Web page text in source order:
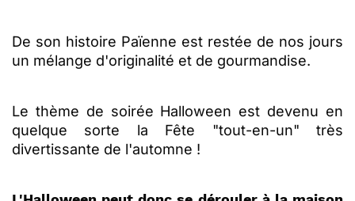
De son histoire Païenne est restée de nos jours
un mélange d'originalité et de gourmandise.
Le thème de soirée Halloween est devenu en
quelque sorte la Fête "tout-en-un" très
divertissante de l'automne !